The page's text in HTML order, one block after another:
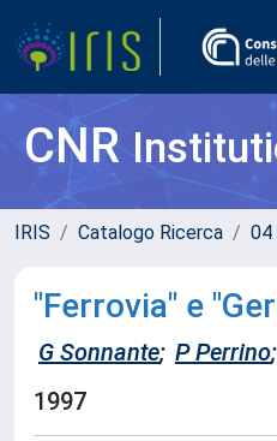
CNR
IRIS Catalogo Ricerca 04
"Ferrovia" e
G Sonnante; P Perrino;
1997